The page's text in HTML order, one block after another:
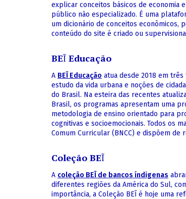
explicar conceitos básicos de economia
público não especializado. É uma
um dicionário de conceitos econômicos,
conteúdo do site é criado ou
BEĨ Educação
A BEĨ Educação atua desde 2018 em
estudo da vida urbana e noções de
do Brasil. Na esteira das recentes
Brasil, os programas apresentam uma
metodologia de ensino orientado para
cognitivas e socioemocionais. Todos os
Comum Curricular (BNCC) e dispõem de
Coleção BEĨ
A coleção BEĨ de bancos índigenas
diferentes regiões da América do Sul,
importância, a Coleção BEĨ é hoje uma